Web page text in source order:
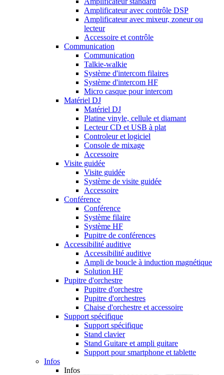
Amplificateur avec contrôle DSP
Amplificateur avec mixeur, zoneur ou
lecteur
Accessoire et contrôle
Communication
Communication
Talkie-walkie
Système d'intercom filaires
Système d'intercom HF
Micro casque pour intercom
Matériel DJ
Matériel DJ
Platine vinyle, cellule et diamant
Lecteur CD et USB à plat
Controleur et logiciel
Console de mixage
Accessoire
Visite guidée
Visite guidée
Système de visite guidée
Accessoire
Conférence
Conférence
Système filaire
Système HF
Pupitre de conférences
Accessibilité auditive
Accessibilité auditive
Ampli de boucle à induction magnétique
Solution HF
Pupitre d'orchestre
Pupitre d'orchestre
Pupitre d'orchestres
Chaise d'orchestre et accessoire
Support spécifique
Support spécifique
Stand clavier
Stand Guitare et ampli guitare
Support pour smartphone et tablette
Infos
Infos